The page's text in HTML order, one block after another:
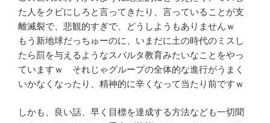
た人をクビにしろと言ってきたり、言っていることが支
離滅裂で、悲観的すぎで、どうしようもありませんｗ
もう新地球だっちゅーのに、いまだに土の時代のミスし
たら罰を与えるようなスパルタ教育みたいなことをやっ
ていますｗ それじゃグループの全体的な進行がうまく
いかなくなったり、精神的に辛くなって当たり前ですｗ
しかも、良い話、早く目標を達成する方法なども一切聞